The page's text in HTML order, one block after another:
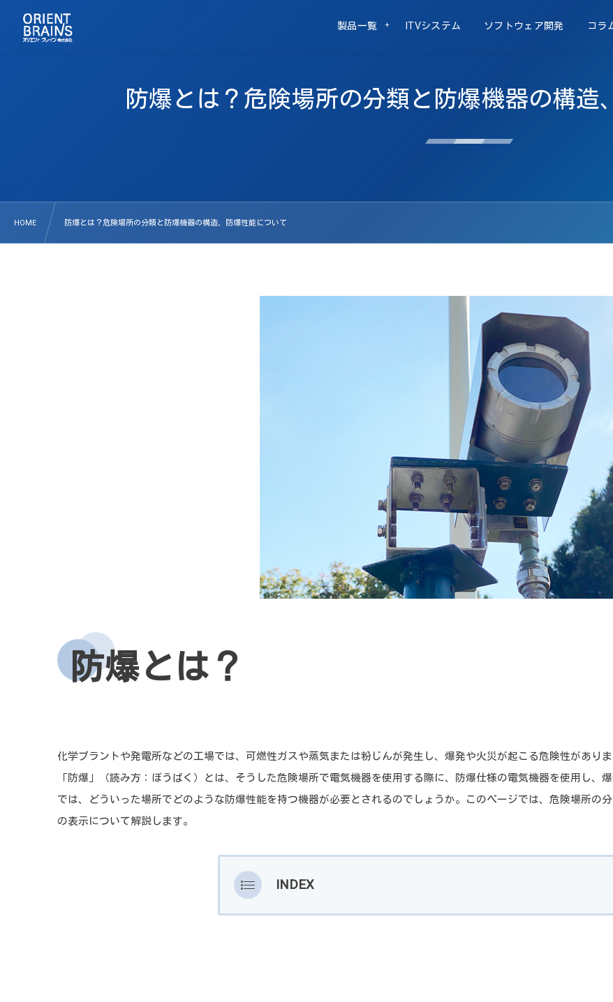
製品一覧 ITVシステム ソフトウェア開発 コラ
防爆とは？危険場所の分類と防爆機器の構造
HOME 防爆とは？危険場所の分類と防爆機器の構造、防爆性能について
防爆とは？
化学プラントや発電所などの工場では、可燃性ガスや蒸気または粉じんが発生し、爆発や火災が起こる危険性がありま
「防爆」（読み方：ぼうばく）とは、そうした危険場所で電気機器を使用する際に、防爆仕様の電気機器を使用し、
では、どういった場所でどのような防爆性能を持つ機器が必要とされるのでしょうか。このページでは、危険場所の
の表示について解説します。
INDEX
防爆機器とは？